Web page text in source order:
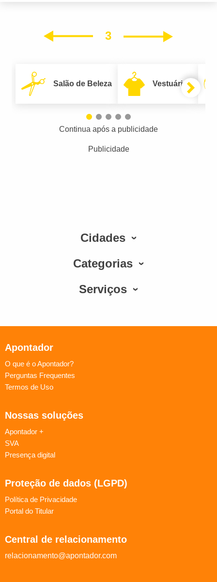
3
Salão de Beleza Vestuário
Continua após a publicidade
Publicidade
Cidades
Categorias
Serviços
Apontador
O que é o Apontador?
Perguntas Frequentes
Termos de Uso
Nossas soluções
Apontador +
SVA
Presença digital
Proteção de dados (LGPD)
Política de Privacidade
Portal do Titular
Central de relacionamento
relacionamento@apontador.com